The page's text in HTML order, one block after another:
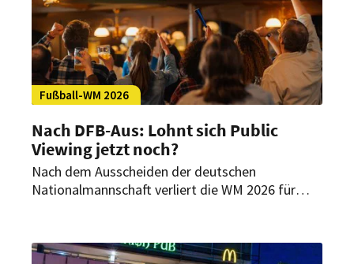
Fußball-WM 2026
Nach DFB-Aus: Lohnt sich Public
Viewing jetzt noch?
Nach dem Ausscheiden der deutschen
Nationalmannschaft verliert die WM 2026 für
trotzdem weiter lohnen – aber nur, wenn